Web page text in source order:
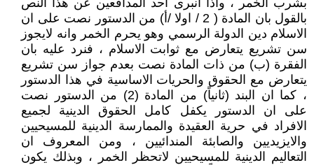
بشرب الخمر ، واذا انبرى احد المدافعين عن هذا النص
بالقول بان المادة ( 2 / اولا /أ) من الدستور نصت على ان
الاسلام دين الدولة الرسمي وهو يحرم الخمر وانه لايجوز
سن تشريع يتعارض مع ثوابت الاسلام ، فنرد عليه بان
الفقرة (ب) من ذات المادة نصت بعدم جواز سن تشريع
يتعارض مع الحقوق والحريات الاساسية في هذا الدستور
، كما ان البند (ثانياً) من المادة (2) من الدستور نصت
على ان الدستور يكفل كامل الحقوق الدينية لجميع
الافراد في حرية العقيدة والممارسة الدينية للمسيحيين
والايزيديين والصابئة المندائيين ، ومن المعروف ان
التعاليم الدينية للمسيحيين لاتحظر الخمر ، وبذلك يكون